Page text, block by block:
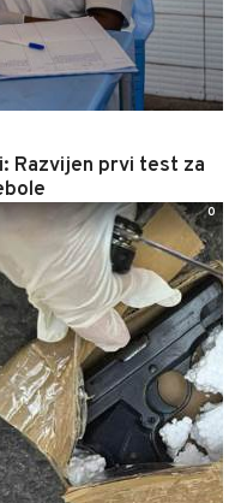
Razvijen prvi test za
0